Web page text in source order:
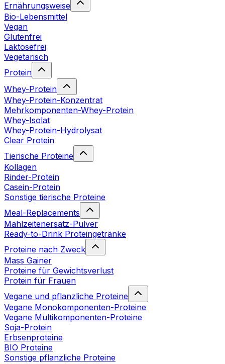
Ernährungsweise
Bio-Lebensmittel
Vegan
Glutenfrei
Laktosefrei
Vegetarisch
Protein
Whey-Protein
Whey-Protein-Konzentrat
Mehrkomponenten-Whey-Protein
Whey-Isolat
Whey-Protein-Hydrolysat
Clear Protein
Tierische Proteine
Kollagen
Rinder-Protein
Casein-Protein
Sonstige tierische Proteine
Meal-Replacements
Mahlzeitenersatz-Pulver
Ready-to-Drink Proteingetränke
Proteine nach Zweck
Mass Gainer
Proteine für Gewichtsverlust
Protein für Frauen
Vegane und pflanzliche Proteine
Vegane Monokomponenten-Proteine
Vegane Multikomponenten-Proteine
Soja-Protein
Erbsenproteine
BIO Proteine
Sonstige pflanzliche Proteine